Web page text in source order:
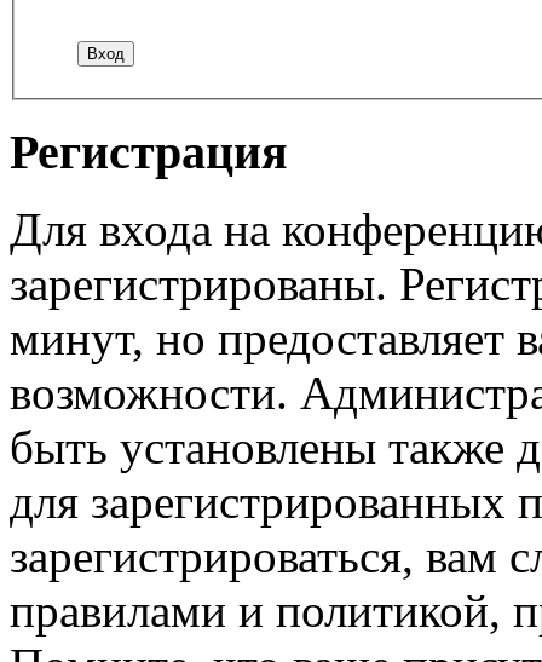
Регистрация
Для входа на
зарегистрированы.
минут, но предоставляет
возможности.
быть установлены также
для зарегистрированных
зарегистрироваться, вам
правилами и политикой,